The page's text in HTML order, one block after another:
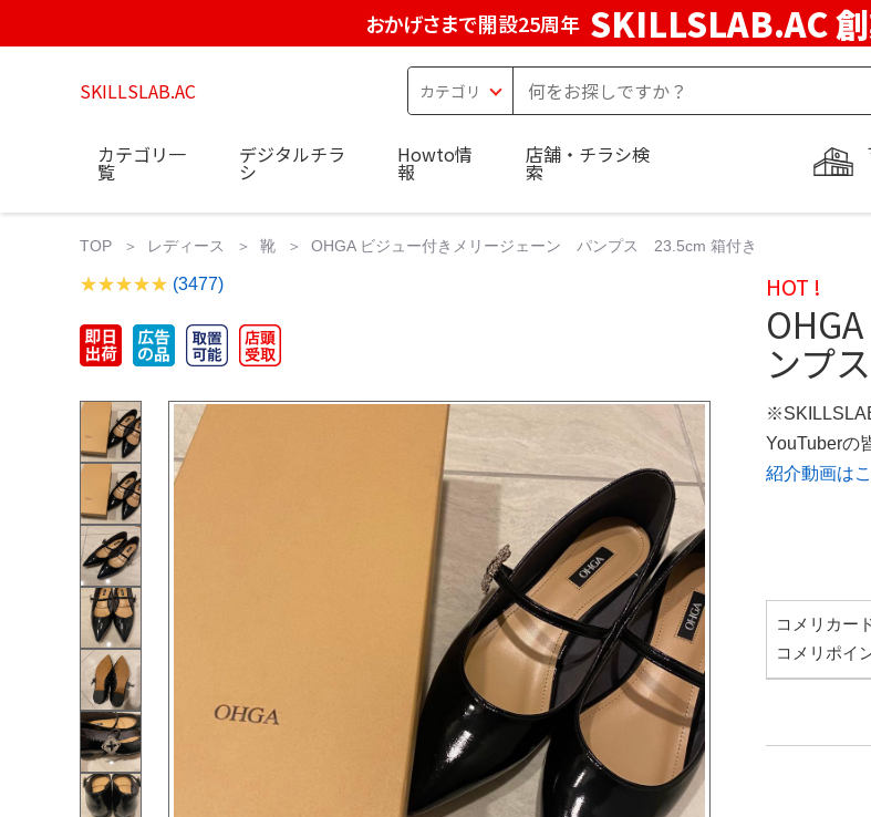
おかげさまで開設25周年 SKILLSLAB.AC
SKILLSLAB.AC
カテゴリ一
覧
デジタルチラ
シ
Howto情
報
店舗・チラシ検
索
TOP レディース 靴 OHGA ビジュー付きメリージェーン パンプス 23.5cm 箱付き
(3477) HOT !
ンプ
YouTuberの
紹介動画は
コメリカー
コメリポイ